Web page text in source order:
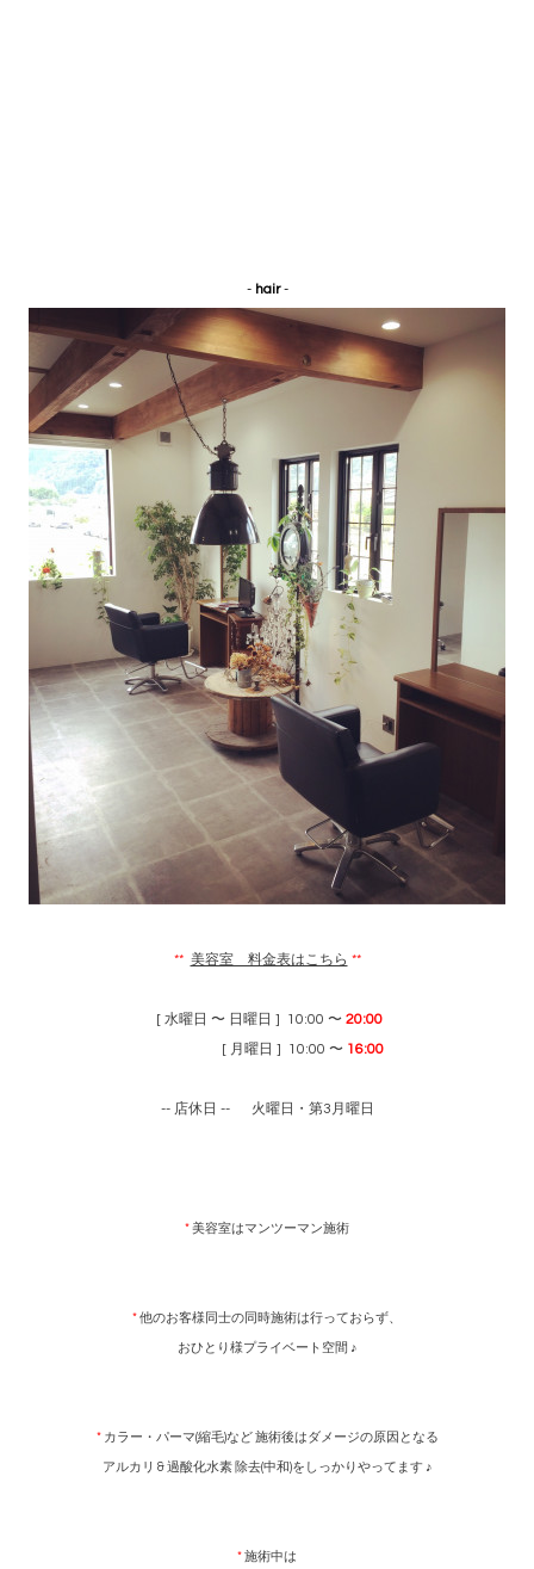
- hair-
** 美容室 料金表はこちら **
[ 水曜日 〜 日曜日 ] 10:00 〜 20:00
[ 月曜日 ] 10:00 〜 16:00
-- 店休日 -- 火曜日・第3月曜日
*美容室はマンツーマン施術
*他のお客様同士の同時施術は行っておらず、
おひとり様プライベート空間 ♪
*カラー・パーマ(縮毛)など 施術後はダメージの原因となる
アルカリ & 過酸化水素 除去(中和)をしっかりやってます ♪
*施術中は